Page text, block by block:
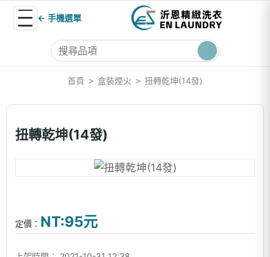
← 手機選單
首頁 > 盒裝煙火 > 扭轉乾坤(14發)
扭轉乾坤(14發)
定價： NT:95元